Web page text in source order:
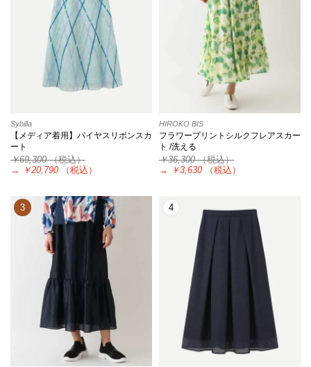
Sybilla
【メディア着用】バイヤスリボンスカ
ート
￥69,300（税込）
→
￥20,790 （税込）
HIROKO BIS
フラワープリントシルクフレアスカー
ト /洗える
￥36,300（税込）
→
￥3,630 （税込）
3 4